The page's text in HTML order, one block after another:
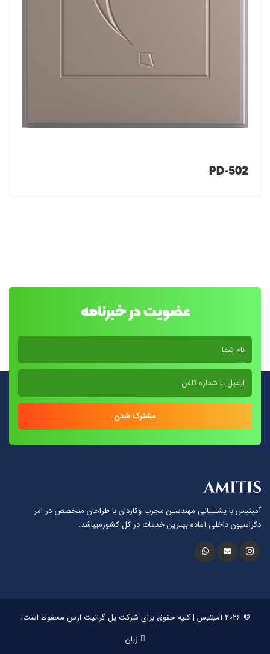
PD-502
عضویت در خبرنامه
مشترک شدن
آمیتیس با پشتيبانى مهندسين مجرب وكاردان با طراحان متخصص در امر
دكراسيون داخلى آماده بهترين خدمات در كل كشورمیباشد.
© 2026 آمیتیس | کلیه حقوق برای شرکت پل گرانیت ارس محفوظ است.
زبان